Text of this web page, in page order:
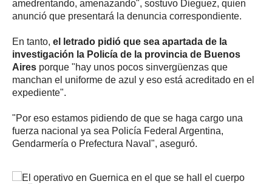
amedrentando, amenazando", sostuvo Dieguez, quien
anunció que presentará la denuncia correspondiente.
En tanto, el letrado pidió que sea apartada de la
investigación la Policía de la provincia de Buenos
Aires porque "hay unos pocos sinvergüenzas que
manchan el uniforme de azul y eso está acreditado en el
expediente".
"Por eso estamos pidiendo de que se haga cargo una
fuerza nacional ya sea Policía Federal Argentina,
Gendarmería o Prefectura Naval", aseguró.